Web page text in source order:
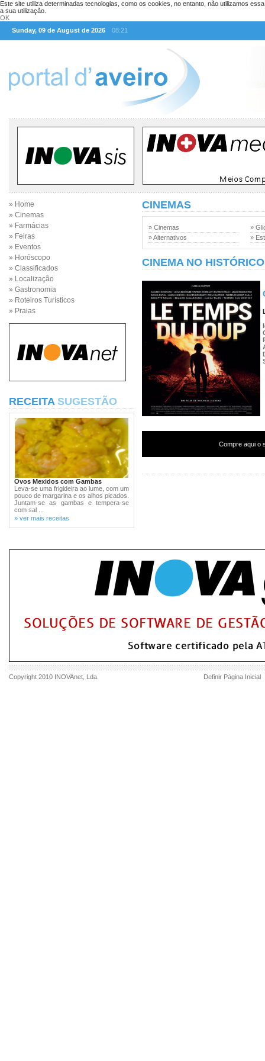
Este site utiliza determinadas tecnologias, como os cookies, no entanto, não utilizamos
a sua utilização.
OK
Sunday, 09 de August de 2026
08:21
» Home
» Cinemas
» Farmácias
» Feiras
» Eventos
» Horóscopo
» Classificados
» Localização
» Gastronomia
» Roteiros Turísticos
» Praias
RECEITA SUGESTÃO
Ovos Mexidos com Gambas
Leva-se uma frigideira ao lume, com um
pouco de margarina e os alhos picados.
Juntam-se as gambas e tempera-se
com sal ...
» ver mais receitas
CINEMAS
» Cinemas
» Alternativos
»
»
CINEMA NO HISTÓRICO
Compre aqui o
Copyright 2010 INOVAnet , Lda. Definir Página Inicial